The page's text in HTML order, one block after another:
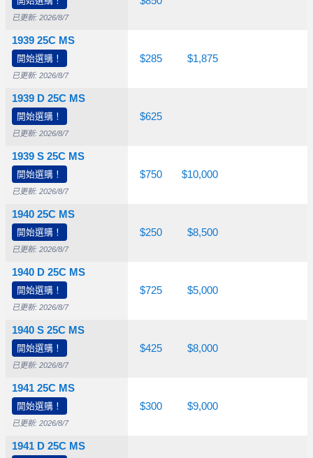
已更新: 2026/8/7
1939 25C MS
開始選購！
已更新: 2026/8/7
1939 D 25C MS
開始選購！
已更新: 2026/8/7
1939 S 25C MS
開始選購！
已更新: 2026/8/7
1940 25C MS
開始選購！
已更新: 2026/8/7
1940 D 25C MS
開始選購！
已更新: 2026/8/7
1940 S 25C MS
開始選購！
已更新: 2026/8/7
1941 25C MS
開始選購！
已更新: 2026/8/7
1941 D 25C MS
$70.00 $285 $1,875
$125 $625
$240 $750 $10,000
$75.00 $250 $8,500
$300 $725 $5,000
$65.00 $425 $8,000
$40.00 $300 $9,000